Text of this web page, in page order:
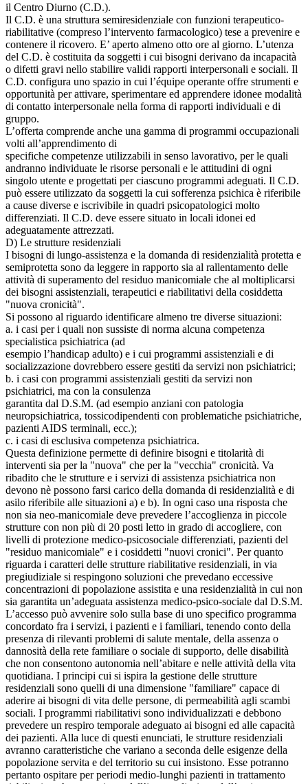
il Centro Diurno (C.D.).
Il C.D. è una struttura semiresidenziale con funzioni terapeutico-
riabilitative (compreso l’intervento farmacologico) tese a prevenire e
contenere il ricovero. E’ aperto almeno otto ore al giorno. L’utenza
del C.D. è costituita da soggetti i cui bisogni derivano da incapacità
o difetti gravi nello stabilire validi rapporti interpersonali e sociali. Il
C.D. configura uno spazio in cui l’équipe operante offre strumenti e
opportunità per attivare, sperimentare ed apprendere idonee modalità
di contatto interpersonale nella forma di rapporti individuali e di
gruppo.
L’offerta comprende anche una gamma di programmi occupazionali
volti all’apprendimento di
specifiche competenze utilizzabili in senso lavorativo, per le quali
andranno individuate le risorse personali e le attitudini di ogni
singolo utente e progettati per ciascuno programmi adeguati. Il C.D.
può essere utilizzato da soggetti la cui sofferenza psichica è riferibile
a cause diverse e iscrivibile in quadri psicopatologici molto
differenziati. Il C.D. deve essere situato in locali idonei ed
adeguatamente attrezzati.
D) Le strutture residenziali
I bisogni di lungo-assistenza e la domanda di residenzialità protetta e
semiprotetta sono da leggere in rapporto sia al rallentamento delle
attività di superamento del residuo manicomiale che al moltiplicarsi
dei bisogni assistenziali, terapeutici e riabilitativi della cosiddetta
"nuova cronicità".
Si possono al riguardo identificare almeno tre diverse situazioni:
a. i casi per i quali non sussiste di norma alcuna competenza
specialistica psichiatrica (ad
esempio l’handicap adulto) e i cui programmi assistenziali e di
socializzazione dovrebbero essere gestiti da servizi non psichiatrici;
b. i casi con programmi assistenziali gestiti da servizi non
psichiatrici, ma con la consulenza
garantita dal D.S.M. (ad esempio anziani con patologia
neuropsichiatrica, tossicodipendenti con problematiche psichiatriche,
pazienti AIDS terminali, ecc.);
c. i casi di esclusiva competenza psichiatrica.
Questa definizione permette di definire bisogni e titolarità di
interventi sia per la "nuova" che per la "vecchia" cronicità. Va
ribadito che le strutture e i servizi di assistenza psichiatrica non
devono nè possono farsi carico della domanda di residenzialità e di
asilo riferibile alle situazioni a) e b). In ogni caso una risposta che
non sia neo-manicomiale deve prevedere l’accoglienza in piccole
strutture con non più di 20 posti letto in grado di accogliere, con
livelli di protezione medico-psicosociale differenziati, pazienti del
"residuo manicomiale" e i cosiddetti "nuovi cronici". Per quanto
riguarda i caratteri delle strutture riabilitative residenziali, in via
pregiudiziale si respingono soluzioni che prevedano eccessive
concentrazioni di popolazione assistita e una residenzialità in cui non
sia garantita un’adeguata assistenza medico-psico-sociale dal D.S.M.
L’accesso può avvenire solo sulla base di uno specifico programma
concordato fra i servizi, i pazienti e i familiari, tenendo conto della
presenza di rilevanti problemi di salute mentale, della assenza o
dannosità della rete familiare o sociale di supporto, delle disabilità
che non consentono autonomia nell’abitare e nelle attività della vita
quotidiana. I principi cui si ispira la gestione delle strutture
residenziali sono quelli di una dimensione "familiare" capace di
aderire ai bisogni di vita delle persone, di permeabilità agli scambi
sociali. I programmi riabilitativi sono individualizzati e debbono
prevedere un respiro temporale adeguato ai bisogni ed alle capacità
dei pazienti. Alla luce di questi enunciati, le strutture residenziali
avranno caratteristiche che variano a seconda delle esigenze della
popolazione servita e del territorio su cui insistono. Esse potranno
pertanto ospitare per periodi medio-lunghi pazienti in trattamento